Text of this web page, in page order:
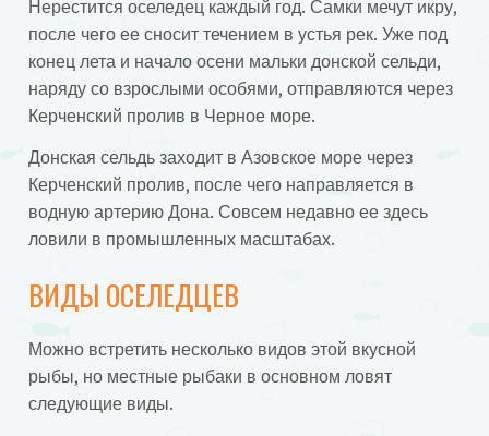
Нерестится оселедец каждый год. Самки мечут икру,
после чего ее сносит течением в устья рек. Уже под
конец лета и начало осени мальки донской сельди,
наряду со взрослыми особями, отправляются через
Керченский пролив в Черное море.
Донская сельдь заходит в Азовское море через
Керченский пролив, после чего направляется в
водную артерию Дона. Совсем недавно ее здесь
ловили в промышленных масштабах.
ВИДЫ ОСЕЛЕДЦЕВ
Можно встретить несколько видов этой вкусной
рыбы, но местные рыбаки в основном ловят
следующие виды.